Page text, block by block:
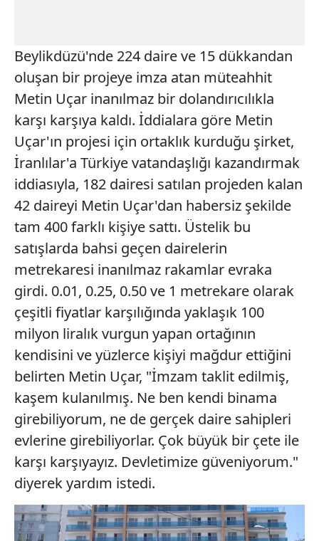
Beylikdüzü'nde 224 daire ve 15 dükkandan
oluşan bir projeye imza atan müteahhit
Metin Uçar inanılmaz bir dolandırıcılıkla
karşı karşıya kaldı. İddialara göre Metin
Uçar'ın projesi için ortaklık kurduğu şirket,
İranlılar'a Türkiye vatandaşlığı kazandırmak
iddiasıyla, 182 dairesi satılan projeden kalan
42 daireyi Metin Uçar'dan habersiz şekilde
tam 400 farklı kişiye sattı. Üstelik bu
satışlarda bahsi geçen dairelerin
metrekaresi inanılmaz rakamlar evraka
girdi. 0.01, 0.25, 0.50 ve 1 metrekare olarak
çeşitli fiyatlar karşılığında yaklaşık 100
milyon liralık vurgun yapan ortağının
kendisini ve yüzlerce kişiyi mağdur ettiğini
belirten Metin Uçar, "İmzam taklit edilmiş,
kaşem kulanılmış. Ne ben kendi binama
girebiliyorum, ne de gerçek daire sahipleri
evlerine girebiliyorlar. Çok büyük bir çete ile
karşı karşıyayız. Devletimize güveniyorum."
diyerek yardım istedi.